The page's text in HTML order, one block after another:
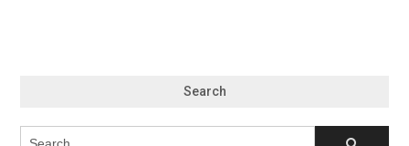
Search